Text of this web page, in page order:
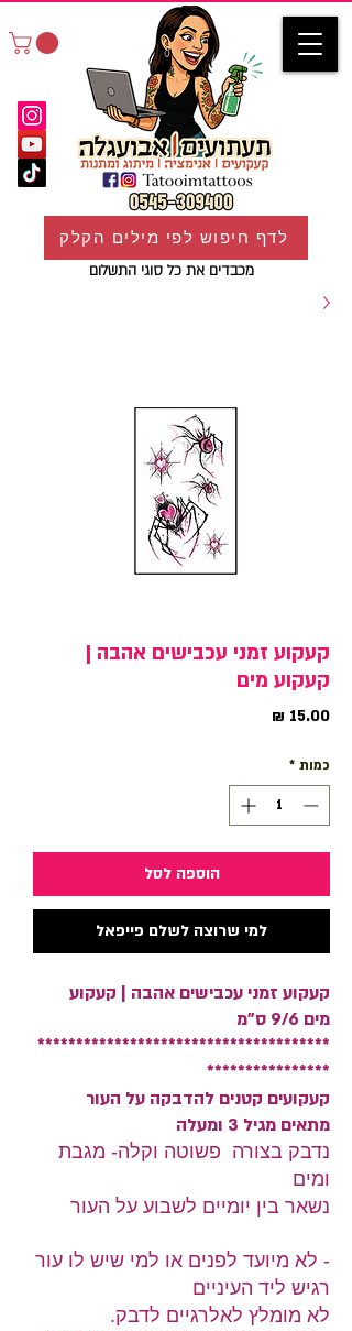
מכבדים את כל סוגי התשלום
לדף חיפוש לפי מילים הקלק
קעקוע זמני עכבישים אהבה |
קעקוע מים
כמות *
הוספה לסל
למי שרוצה לשלם פייפאל
קעקוע זמני עכבישים אהבה | קעקוע
מים 9/6 ס"מ
**************************************
****************
קעקועים קטנים להדבקה על העור
מתאים מגיל 3 ומעלה
נדבק בצורה פשוטה וקלה- מגבת
ומים
נשאר בין יומיים לשבוע על העור
- לא מיועד לפנים או למי שיש לו עור
רגיש ליד העיניים
לא מומלץ לאלרגיים לדבק.